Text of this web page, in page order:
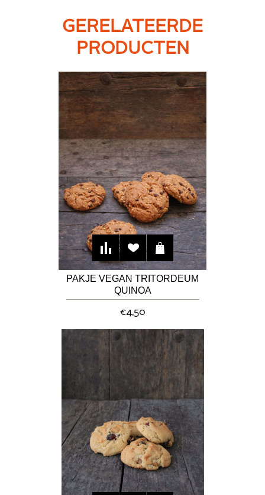
GERELATEERDE
PRODUCTEN
PAKJE VEGAN TRITORDEUM
QUINOA
CHOCOLADEKOEKJES
€4,50